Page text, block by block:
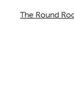
The Round